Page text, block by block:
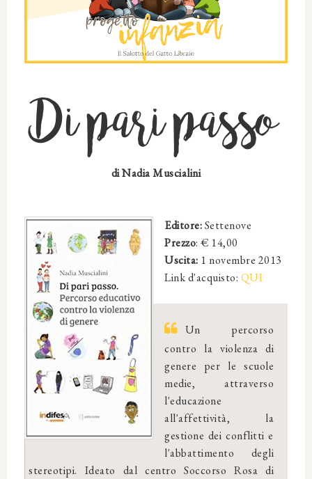
Di pari passo
diNadia Muscialini
Editore:Settenove
Prezzo: € 14,00
Uscita: 1 novembre 2013
Link d'acquisto: QUI
Un percorso
contro la violenza di
genere per le scuole
medie, attraverso
l'educazione
all'affettività, la
gestione dei conflitti e
l'abbattimento degli
stereotipi. Ideato dal centro Soccorso Rosa di